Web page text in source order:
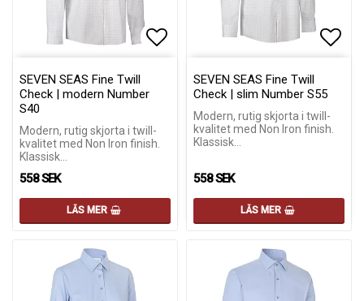
SEVEN SEAS Fine Twill
Check | modern Number
S40
Modern, rutig skjorta i twill-
kvalitet med Non Iron finish.
Klassisk…
558 SEK
LÄS MER
SEVEN SEAS Fine Twill
Check | slim Number S55
Modern, rutig skjorta i twill-
kvalitet med Non Iron finish.
Klassisk…
558 SEK
LÄS MER